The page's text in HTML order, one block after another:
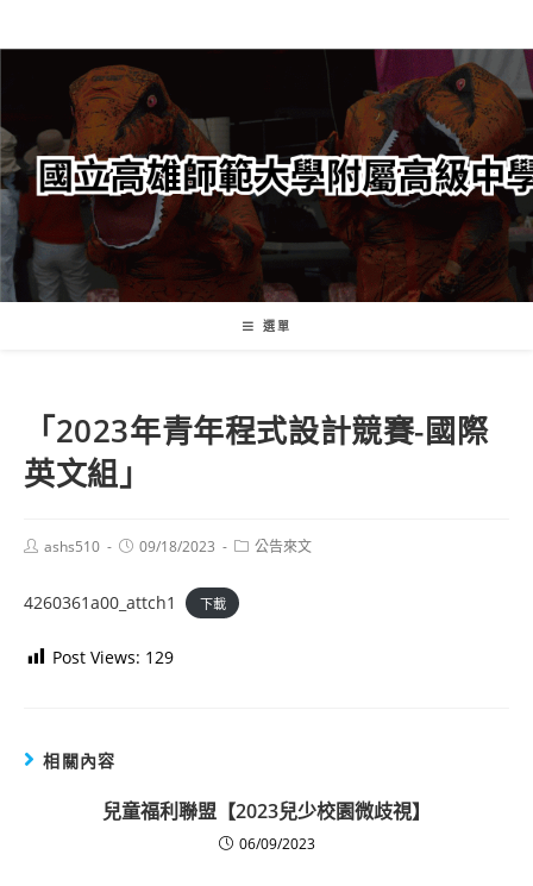
轉
要
內
容
選單
「2023年青年程式設計競賽-國際
英文組」
Postashs510
Post09/18/2023
Post公告來文
4260361a00_attch1 下載
Post Views: 129
相關內容
兒童福利聯盟【2023兒少校園微歧視】
06/09/2023